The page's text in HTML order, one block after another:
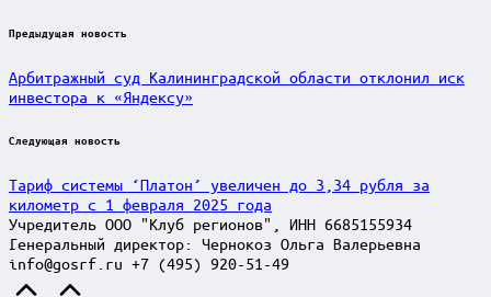
Post
Предыдущая новость
Арбитражный суд Калининградской области отклонил иск
инвестора к «Яндексу»
Следующая новость
Тариф системы ‘Платон’ увеличен до 3,34 рубля за
километр с 1 февраля 2025 года
Учредитель ООО "Клуб регионов", ИНН 6685155934
Генеральный директор: Чернокоз Ольга Валерьевна
info@gosrf.ru +7 (495) 920-51-49